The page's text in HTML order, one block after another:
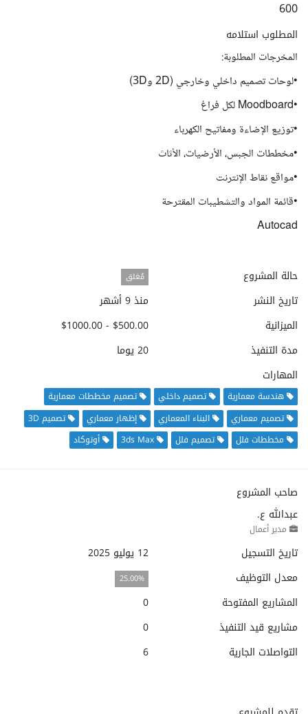
600
المطلوب استلامه
المخرجات المطلوبة:
•لوحات تصميم داخلي وخارجي (2D و3D)
•Moodboard لكل فراغ
•توزيع الإضاءة ومفاتيح الكهرباء
•مخططات الجبس، الأرضيات، الأثاث
•مواقع نقاط الإنترنت
•قائمة المواد والتشطيبات المقترحة
Autocad
حالة المشروع مُغلق
تاريخ النشر
منذ 9 أشهر
الميزانية
$500.00 - $1000.00
مدة التنفيذ
20 يوما
المهارات
هندسة معمارية تصميم داخلي
تصميم مخططات معمارية
تصميم معماري
البناء المعماري إظهار معماري
تصميم 3D
مخططات فلل
تصميم فلل 3ds Max أوتوكاد
صاحب المشروع
عبدالله ع.
مدير أعمال
تاريخ التسجيل
12 يوليو 2025
معدل التوظيف
25.00%
المشاريع المفتوحة
0
مشاريع قيد التنفيذ
0
التواصلات الجارية
6